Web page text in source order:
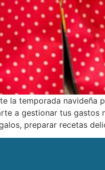
la temporada navideña
a gestionar tus gastos
preparar recetas